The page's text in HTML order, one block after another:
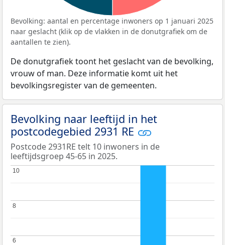
Bevolking: aantal en percentage inwoners op 1 januari 2025
naar geslacht (klik op de vlakken in de donutgrafiek om de
aantallen te zien).
De donutgrafiek toont het geslacht van de bevolking,
vrouw of man. Deze informatie komt uit het
bevolkingsregister van de gemeenten.
Bevolking naar leeftijd in het
postcodegebied 2931 RE
Postcode 2931RE telt 10 inwoners in de
leeftijdsgroep 45-65 in 2025.
6
6
8
8
10
10